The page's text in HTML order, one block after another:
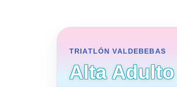
TRIATLÓN VALDEBEBAS
Alta Adulto